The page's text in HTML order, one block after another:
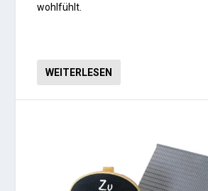
wohlfühlt.
WEITERLESEN